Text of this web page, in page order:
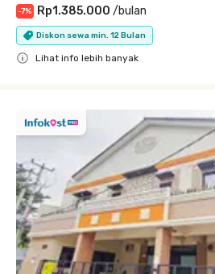
-7% Rp1.385.000 /bulan
Diskon sewa min. 12 Bulan
Lihat info lebih banyak